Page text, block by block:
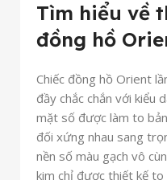
Tìm hiểu về
đồng hồ
Chiếc đồng hồ Orient
đầy chắc chắn với kiểu
mặt số được làm to
đối xứng nhau sang
nền số màu gạch vô
kim chỉ được thiết kế